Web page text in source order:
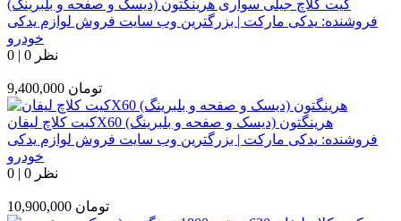
کیت کلاچ جیلی سواری هرینگتون (دیسک و صفحه و بلبرینگ)
فروشنده: یدکی مارکت | بزرگترین وب سایت فروش لوازم یدکی
خودرو
0 | 0 نظر
9,400,000 تومان
کیت کلاچ لیفانX60 هرینگتون (دیسک و صفحه و بلبرینگ)
فروشنده: یدکی مارکت | بزرگترین وب سایت فروش لوازم یدکی
خودرو
0 | 0 نظر
10,900,000 تومان